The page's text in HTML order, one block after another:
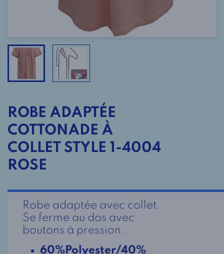
ROBE ADAPTÉE
COTTONADE À
COLLET STYLE 1-4004
ROSE
Robe adaptée avec collet.
Se ferme au dos avec
boutons à pression.
60%Polyester/40%